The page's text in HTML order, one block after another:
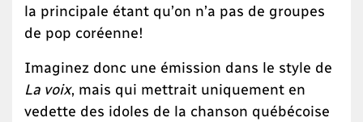
la principale étant qu’on n’a pas de groupes
de pop coréenne!
Imaginez donc une émission dans le style de
La voix, mais qui mettrait uniquement en
vedette des idoles de la chanson québécoise